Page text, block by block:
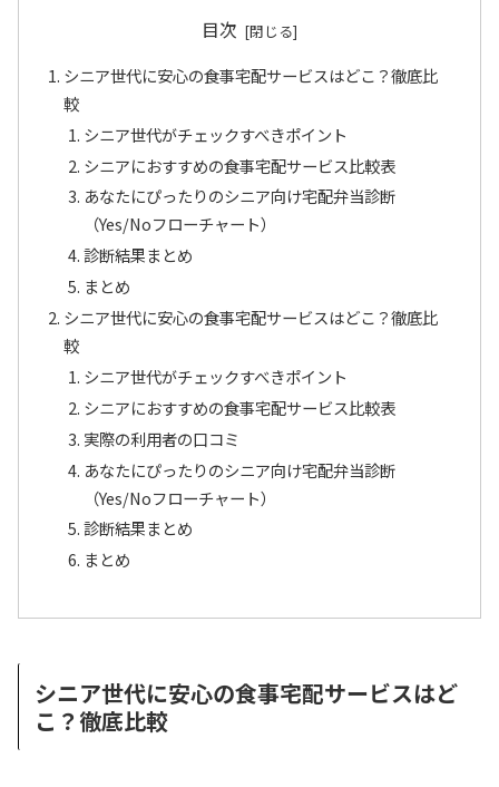
目次
シニア世代に安心の食事宅配サービスはどこ？徹底比
較
シニア世代がチェックすべきポイント
シニアにおすすめの食事宅配サービス比較表
あなたにぴったりのシニア向け宅配弁当診断
（Yes/Noフローチャート）
診断結果まとめ
まとめ
シニア世代に安心の食事宅配サービスはどこ？徹底比
較
シニア世代がチェックすべきポイント
シニアにおすすめの食事宅配サービス比較表
実際の利用者の口コミ
あなたにぴったりのシニア向け宅配弁当診断
（Yes/Noフローチャート）
診断結果まとめ
まとめ
シニア世代に安心の食事宅配サービスはど
こ？徹底比較